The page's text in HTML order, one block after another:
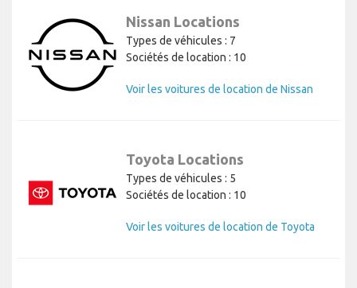
Nissan Locations
Types de véhicules : 7
Sociétés de location : 10
Voir les voitures de location de Nissan
Toyota Locations
Types de véhicules : 5
Sociétés de location : 10
Voir les voitures de location de Toyota